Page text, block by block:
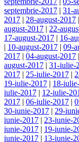
septembrie-2017 | 31-
2017 | 28-august-2017 |
august-2017 | 22-
17-august-2017 | 16-
| 10-august-2017 | 09-
2017 | 04-august-2017 |
august-2017 | 31-iulie-
2017 | 25-iulie-2017 |
19-iulie-2017 | 18-
iulie-2017 | 12-iulie-
2017 | 06-iulie-2017 |
30-iunie-2017 | 29-
iunie-2017 | 23-iunie-
iunie-2017 | 19-iunie-
iunie-2017 | 13-iunie-